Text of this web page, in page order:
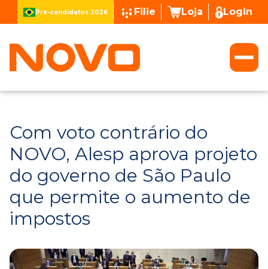
Pré-candidatos 2026 Filie Loja Login
Com voto contrário do
NOVO, Alesp aprova projeto
do governo de São Paulo
que permite o aumento de
impostos